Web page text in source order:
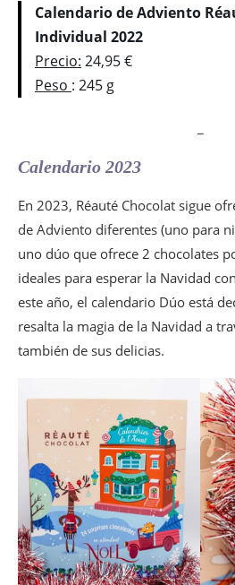
Calendario de Adviento
Individual 2022
Precio: 24,95 €
Peso : 245 g
Calendario 2023
En 2023, Réauté Chocolat sigue
de Adviento diferentes (uno para
uno dúo que ofrece 2 chocolates
ideales para esperar la Navidad
este año, el calendario Dúo está
resalta la magia de la Navidad a
también de sus delicias.